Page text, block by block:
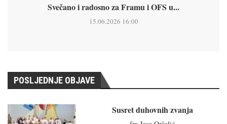
Svečano i radosno za Framu i OFS u...
15.06.2026 16:00
POSLJEDNJE OBJAVE
Susret duhovnih zvanja